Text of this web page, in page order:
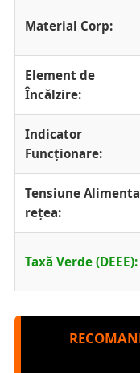
Material Corp:
Element de
Încălzire:
Indicator
Funcționare:
Tensiune
rețea:
Taxă Verde (DEEE):